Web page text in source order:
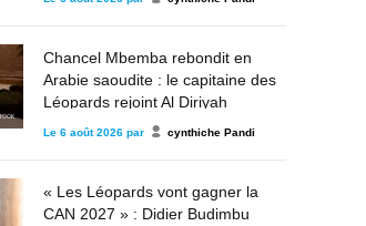
Chancel Mbemba rebondit en
Arabie saoudite : le capitaine des
Léopards rejoint Al Diriyah
Le 6 août 2026 par cynthiche Pandi
« Les Léopards vont gagner la
CAN 2027 » : Didier Budimbu